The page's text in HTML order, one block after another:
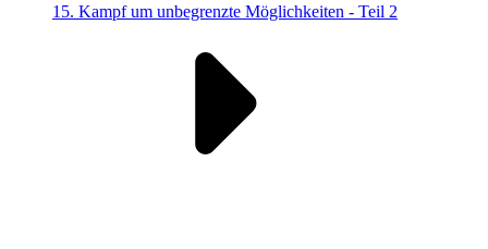
15. Kampf um unbegrenzte Möglichkeiten - Teil 2